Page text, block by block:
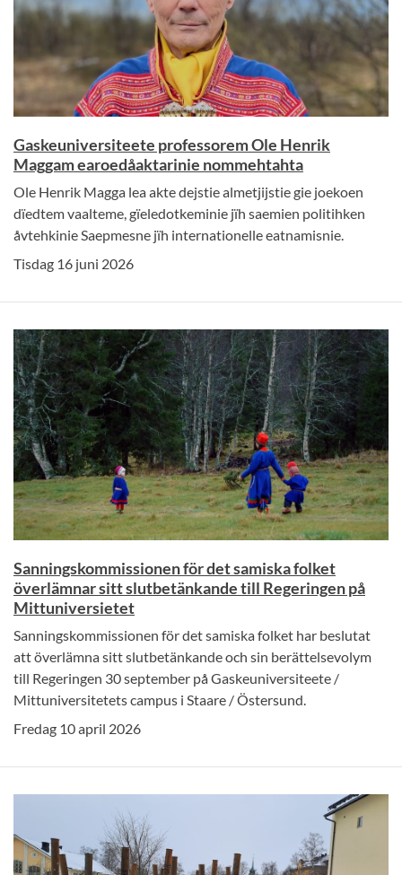
Gaskeuniversiteete professorem Ole Henrik
Maggam earoedåaktarinie nommehtahta
Ole Henrik Magga lea akte dejstie almetjijstie gie joekoen
dïedtem vaalteme, gïeledotkeminie jïh saemien politihken
åvtehkinie Saepmesne jïh internationelle eatnamisnie.
Tisdag 16 juni 2026
Sanningskommissionen för det samiska folket
överlämnar sitt slutbetänkande till Regeringen på
Mittuniversietet
Sanningskommissionen för det samiska folket har beslutat
att överlämna sitt slutbetänkande och sin berättelsevolym
till Regeringen 30 september på Gaskeuniversiteete /
Mittuniversitetets campus i Staare / Östersund.
Fredag 10 april 2026